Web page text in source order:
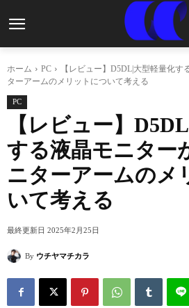
ホーム PC
【レビュー】D5DL|大型軽量化
ターアームのメリットについて考える
PC
【レビュー】
する液晶モニター
ニターアームのメ
いて考える
最終更新日 2025年2月25日
By ウチヤマチカラ